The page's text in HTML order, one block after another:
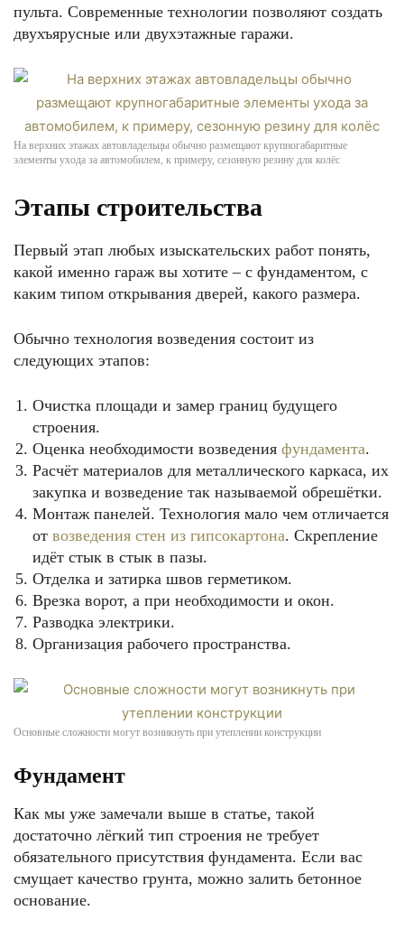
пульта. Современные технологии позволяют создать
двухъярусные или двухэтажные гаражи.
На верхних этажах автовладельцы обычно размещают крупногабаритные
элементы ухода за автомобилем, к примеру, сезонную резину для колёс
Этапы строительства
Первый этап любых изыскательских работ понять,
какой именно гараж вы хотите – с фундаментом, с
каким типом открывания дверей, какого размера.
Обычно технология возведения состоит из
следующих этапов:
Очистка площади и замер границ будущего
строения.
Оценка необходимости возведения фундамента.
Расчёт материалов для металлического каркаса, их
закупка и возведение так называемой обрешётки.
Монтаж панелей. Технология мало чем отличается
от возведения стен из гипсокартона. Скрепление
идёт стык в стык в пазы.
Отделка и затирка швов герметиком.
Врезка ворот, а при необходимости и окон.
Разводка электрики.
Организация рабочего пространства.
Основные сложности могут возникнуть при утеплении конструкции
Фундамент
Как мы уже замечали выше в статье, такой
достаточно лёгкий тип строения не требует
обязательного присутствия фундамента. Если вас
смущает качество грунта, можно залить бетонное
основание.